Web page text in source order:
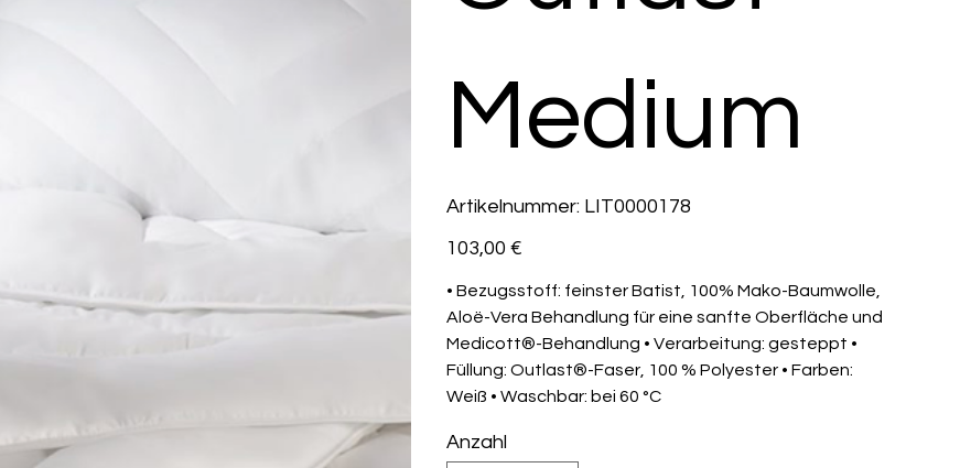
Medium
Artikelnummer: Artikelnummer:
LIT0000178
LIT0000178
Preis
103,00 €
• Bezugsstoff: feinster Batist, 100% Mako-Baumwolle,
Aloë-Vera Behandlung für eine sanfte Oberfläche und
Medicott®-Behandlung • Verarbeitung: gesteppt •
Füllung: Outlast®-Faser, 100 % Polyester • Farben:
Weiß • Waschbar: bei 60 °C
Anzahl